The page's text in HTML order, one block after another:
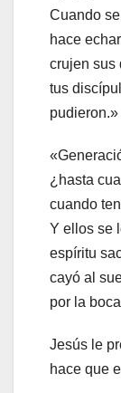
Cuando
hace
crujen sus
tus
pudieron.»
¿hasta
cuando
Y ellos se
espíritu
cayó al
por la
Jesús le
hace que